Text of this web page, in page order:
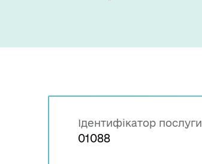
Ідентифікатор послуги
01088